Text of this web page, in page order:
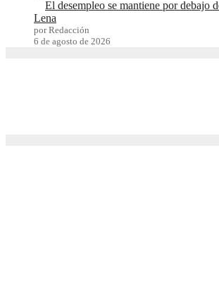
El desempleo se mantiene por debajo
Lena
por Redacción
6 de agosto de 2026